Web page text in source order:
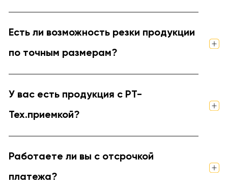
Есть ли возможность резки продукции
по точным размерам?
У вас есть продукция с РТ-
Тех.приемкой?
Работаете ли вы с отсрочкой
платежа?